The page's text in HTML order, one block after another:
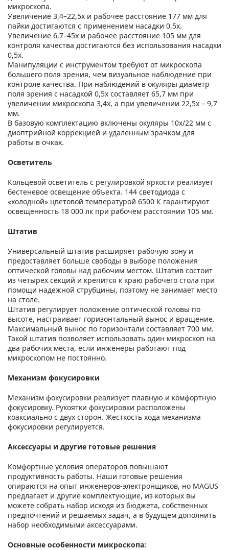
микроскопа.
Увеличение 3,4–22,5х и рабочее расстояние 177 мм для
пайки достигаются с применением насадки 0,5х.
Увеличение 6,7–45х и рабочее расстояние 105 мм для
контроля качества достигаются без использования насадки
0,5х.
Манипуляции с инструментом требуют от микроскопа
большего поля зрения, чем визуальное наблюдение при
контроле качества. При наблюдений в окуляры диаметр
поля зрения с насадкой 0,5х составляет 65,7 мм при
увеличении микроскопа 3,4х, а при увеличении 22,5х – 9,7
мм.
В базовую комплектацию включены окуляры 10х/22 мм с
диоптрийной коррекцией и удаленным зрачком для
работы в очках.
Осветитель
Кольцевой осветитель с регулировкой яркости реализует
бестеневое освещение объекта. 144 светодиода с
«холодной» цветовой температурой 6500 К гарантируют
освещенность 18 000 лк при рабочем расстоянии 105 мм.
Штатив
Универсальный штатив расширяет рабочую зону и
предоставляет больше свободы в выборе положения
оптической головы над рабочим местом. Штатив состоит
из четырех секций и крепится к краю рабочего стола при
помощи надежной струбцины, поэтому не занимает место
на столе.
Штатив регулирует положение оптической головы по
высоте, настраивает горизонтальный вынос и вращение.
Максимальный вынос по горизонтали составляет 700 мм.
Такой штатив позволяет использовать один микроскоп на
два рабочих места, если инженеры работают под
микроскопом не постоянно.
Механизм фокусировки
Механизм фокусировки реализует плавную и комфортную
фокусировку. Рукоятки фокусировки расположены
коаксиально с двух сторон. Жесткость хода механизма
фокусировки регулируется.
Аксессуары и другие готовые решения
Комфортные условия операторов повышают
продуктивность работы. Наши готовые решения
опираются на опыт инженеров-электронщиков, но MAGUS
предлагает и другие комплектующие, из которых вы
можете собрать набор исходя из бюджета, собственных
предпочтений и решаемых задач, а в будущем дополнить
набор необходимыми аксессуарами.
Основные особенности микроскопа: